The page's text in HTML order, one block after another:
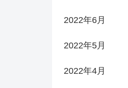
2022年6月
2022年5月
2022年4月